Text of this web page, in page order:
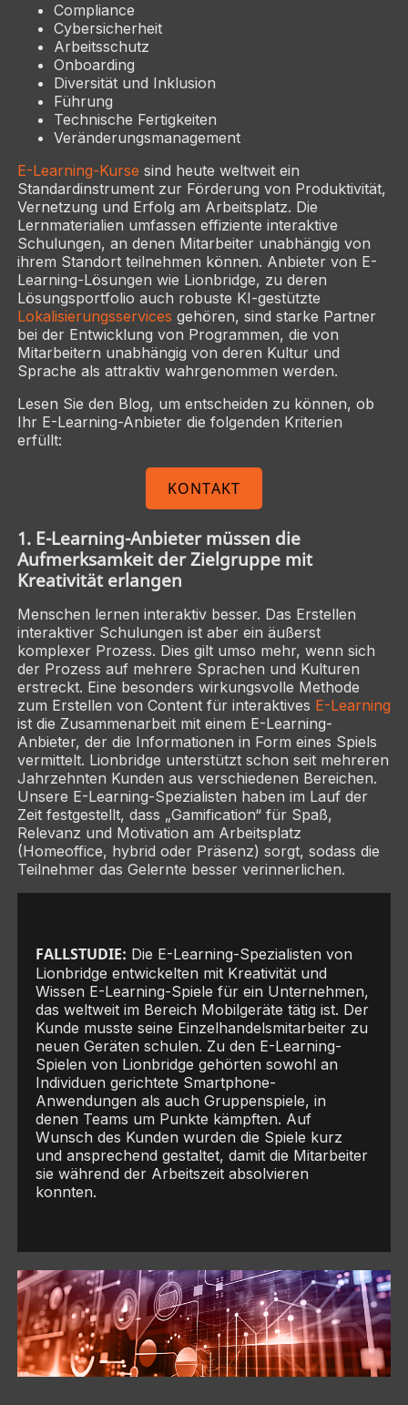
Compliance
Cybersicherheit
Arbeitsschutz
Onboarding
Diversität und Inklusion
Führung
Technische Fertigkeiten
Veränderungsmanagement
E-Learning-Kurse sind heute weltweit ein
Standardinstrument zur Förderung von Produktivität,
Vernetzung und Erfolg am Arbeitsplatz. Die
Lernmaterialien umfassen effiziente interaktive
Schulungen, an denen Mitarbeiter unabhängig von
ihrem Standort teilnehmen können. Anbieter von E-
Learning-Lösungen wie Lionbridge, zu deren
Lösungsportfolio auch robuste KI-gestützte
Lokalisierungsservices gehören, sind starke Partner
bei der Entwicklung von Programmen, die von
Mitarbeitern unabhängig von deren Kultur und
Sprache als attraktiv wahrgenommen werden.
Lesen Sie den Blog, um entscheiden zu können, ob
Ihr E-Learning-Anbieter die folgenden Kriterien
erfüllt:
KONTAKT
1. E-Learning-Anbieter müssen die
Aufmerksamkeit der Zielgruppe mit
Kreativität erlangen
Menschen lernen interaktiv besser. Das Erstellen
interaktiver Schulungen ist aber ein äußerst
komplexer Prozess. Dies gilt umso mehr, wenn sich
der Prozess auf mehrere Sprachen und Kulturen
erstreckt. Eine besonders wirkungsvolle Methode
zum Erstellen von Content für interaktives E-Learning
ist die Zusammenarbeit mit einem E-Learning-
Anbieter, der die Informationen in Form eines Spiels
vermittelt. Lionbridge unterstützt schon seit mehreren
Jahrzehnten Kunden aus verschiedenen Bereichen.
Unsere E-Learning-Spezialisten haben im Lauf der
Zeit festgestellt, dass „Gamification“ für Spaß,
Relevanz und Motivation am Arbeitsplatz
(Homeoffice, hybrid oder Präsenz) sorgt, sodass die
Teilnehmer das Gelernte besser verinnerlichen.
FALLSTUDIE: Die E-Learning-Spezialisten von
Lionbridge entwickelten mit Kreativität und
Wissen E-Learning-Spiele für ein Unternehmen,
das weltweit im Bereich Mobilgeräte tätig ist. Der
Kunde musste seine Einzelhandelsmitarbeiter zu
neuen Geräten schulen. Zu den E-Learning-
Spielen von Lionbridge gehörten sowohl an
Individuen gerichtete Smartphone-
Anwendungen als auch Gruppenspiele, in
denen Teams um Punkte kämpften. Auf
Wunsch des Kunden wurden die Spiele kurz
und ansprechend gestaltet, damit die Mitarbeiter
sie während der Arbeitszeit absolvieren
konnten.